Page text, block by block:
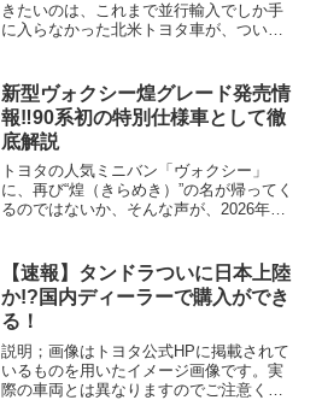
きたいのは、これまで並行輸入でしか手
に入らなかった北米トヨタ車が、ついに
が対象となり、背景には単なる商品戦略
ではなく、制度や政治的な...
新型ヴォクシー煌グレード発売情
報‼90系初の特別仕様車として徹
底解説
トヨタの人気ミニバン「ヴォクシー」
に、再び“煌（きらめき）”の名が帰ってく
るのではないか、そんな声が、2026年に
は、専用メッキパーツや上質な内装、充
実装備によって“ワン...
【速報】タンドラついに日本上陸
か!?国内ディーラーで購入ができ
る！
説明；画像はトヨタ公式HPに掲載されて
いるものを用いたイメージ画像です。実
際の車両とは異なりますのでご注意くだ